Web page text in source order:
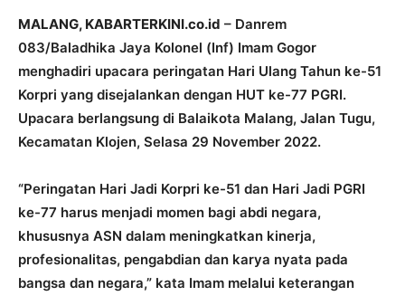
MALANG, KABARTERKINI.co.id – Danrem
083/Baladhika Jaya Kolonel (Inf) Imam Gogor
menghadiri upacara peringatan Hari Ulang Tahun ke-51
Korpri yang disejalankan dengan HUT ke-77 PGRI.
Upacara berlangsung di Balaikota Malang, Jalan Tugu,
Kecamatan Klojen, Selasa 29 November 2022.
“Peringatan Hari Jadi Korpri ke-51 dan Hari Jadi PGRI
ke-77 harus menjadi momen bagi abdi negara,
khususnya ASN dalam meningkatkan kinerja,
profesionalitas, pengabdian dan karya nyata pada
bangsa dan negara,” kata Imam melalui keterangan